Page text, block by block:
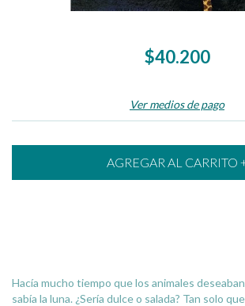
$40.200
Ver medios de pago
Hacía mucho tiempo que los animales
sabía la luna. ¿Sería dulce o salada? Tan solo